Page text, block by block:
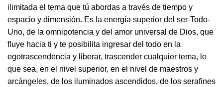
ilimitada el tema que tú abordas a través de tiempo y
espacio y dimensión. Es la energía superior del ser-Todo-
Uno, de la omnipotencia y del amor universal de Dios, que
fluye hacia ti y te posibilita ingresar del todo en la
egotrascendencia y liberar, trascender cualquier tema, lo
que sea, en el nivel superior, en el nivel de maestros y
arcángeles, de los iluminados ascendidos, de los serafines